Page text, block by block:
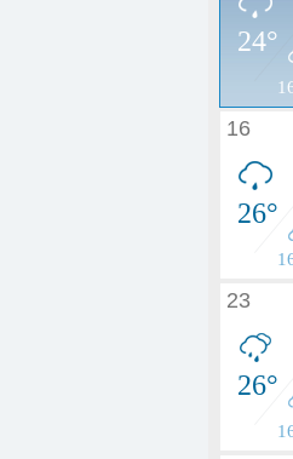
24°
16
26°
23
26°